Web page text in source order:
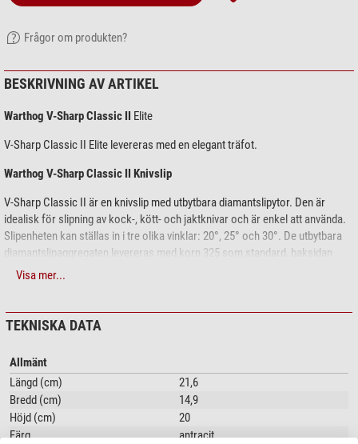
Frågor om produkten?
BESKRIVNING AV ARTIKEL
Warthog V-Sharp Classic II Elite
V-Sharp Classic II Elite levereras med en elegant träfot.
Warthog V-Sharp Classic II Knivslip
V-Sharp Classic II är en knivslip med utbytbara diamantslipytor. Den är
idealisk för slipning av kock-, kött- och jaktknivar och är enkel att använda.
Slipenheten kan ställas in i tre olika vinklar: 20°, 25° och 30°. De utbytbara
diamantslipaggregaten levereras med korn 325 som standard, baksidan
används för att slipa knivarna. Den robusta, gjutna zinkkonstruktionen har
Användning:
positioneras så att de rörliga delarnas korsningspunkt skärs exakt av
bladstyrningen. Kniven dras nu nedåt flera gånger längs bladstyrningen.
Använd baksidan av slipenheterna för att ta bort kniven. Tryck ut
diamantslipenheterna ur hållaren, vrid dem runt och snäpp tillbaka dem i
föregående position. Dra igenom kniven några gånger för att ta bort små
Visa mer...
TEKNISKA DATA
Allmänt
Längd (cm)
21,6
Bredd (cm)
14,9
Höjd (cm)
20
Färg
antracit